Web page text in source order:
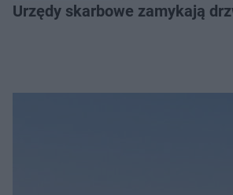
Urzędy skarbowe zamykają